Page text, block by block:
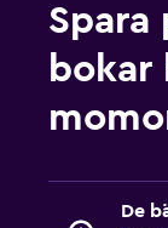
Spara
bokar
De